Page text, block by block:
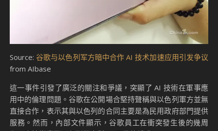
Source: 谷歌与以色列军方暗中合作 AI 技术加速应用引发争议
from AIbase
這一事件引發了廣泛的關注和爭議，突顯了 AI 技術在軍事應
用中的倫理問題。谷歌在公開場合堅持聲稱與以色列軍方並無
直接合作，表示其與以色列的合同主要是為民用政府部門提供
服務。然而，內部文件顯示，谷歌員工在衝突發生後的幾周